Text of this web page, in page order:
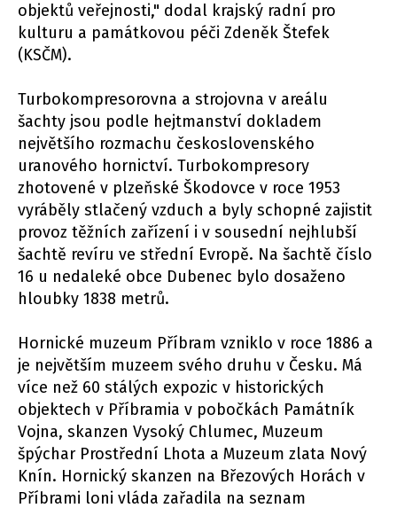
objektů veřejnosti," dodal krajský radní pro
kulturu a památkovou péči Zdeněk Štefek
(KSČM).
Turbokompresorovna a strojovna v areálu
šachty jsou podle hejtmanství dokladem
největšího rozmachu československého
uranového hornictví. Turbokompresory
zhotovené v plzeňské Škodovce v roce 1953
vyráběly stlačený vzduch a byly schopné zajistit
provoz těžních zařízení i v sousední nejhlubší
šachtě revíru ve střední Evropě. Na šachtě číslo
16 u nedaleké obce Dubenec bylo dosaženo
hloubky 1838 metrů.
Hornické muzeum Příbram vzniklo v roce 1886 a
je největším muzeem svého druhu v Česku. Má
více než 60 stálých expozic v historických
objektech v Příbramia v pobočkách Památník
Vojna, skanzen Vysoký Chlumec, Muzeum
špýchar Prostřední Lhota a Muzeum zlata Nový
Knín. Hornický skanzen na Březových Horách v
Příbrami loni vláda zařadila na seznam